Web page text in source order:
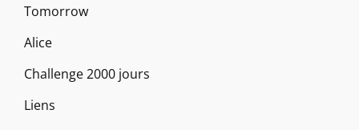
Tomorrow
Alice
Challenge 2000 jours
Liens